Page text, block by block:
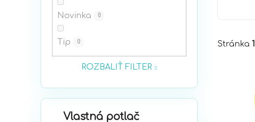
Novinka 0
Tip 0
ROZBALIŤ FILTER
Preskočiť
Vlastná potlač
Stránka 1